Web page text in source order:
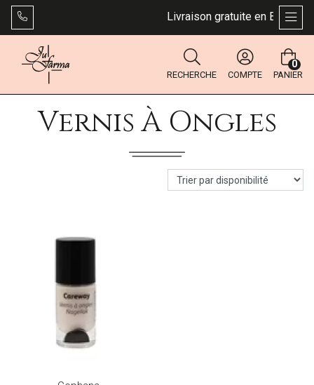
Livraison gratuite en
RECHERCHE COMPTE PANIER
0
Vernis À Ongles